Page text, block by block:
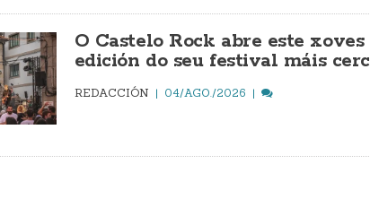
O Castelo Rock abre este
edición do seu festival máis
REDACCIÓN 04/AGO./2026